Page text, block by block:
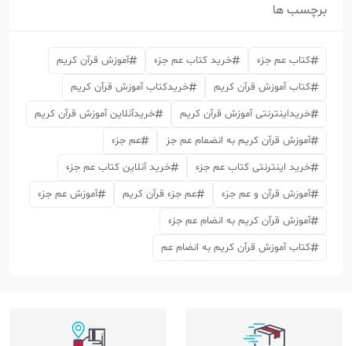
برچسب ها
کتاب عم جزء خرید کتاب عم جزء
آموزش قرآن کریم
کتاب آموزش قرآن کریم
خریدکتاب آموزش قرآن کریم
خریداینترنتی آموزش قرآن کریم
خریدآنلاین آموزش قرآن کریم
آموزش قرآن کریم به انضمام عم جز
عم جزء
خرید اینترنتی کتاب عم جزء
خرید آنلاین کتاب عم جزء
آموزش قرآن و عم جزء
عم جزء قرآن کریم
آموزش عم جزء
آموزش قرآن کریم به انضام عم جزء
کتاب آموزش قرآن کریم به انضام عم